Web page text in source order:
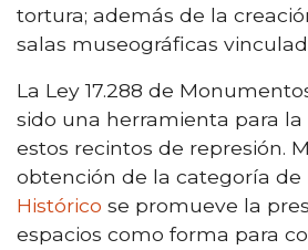
tortura; además de la
salas museográficas
La Ley 17.288 de
sido una herramienta para
estos recintos de represión.
obtención de la categoría de
Histórico se promueve la
espacios como forma para